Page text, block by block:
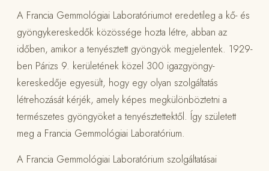
A Francia Gemmológiai Laboratóriumot eredetileg a kő- és
gyöngykereskedők közössége hozta létre, abban az
időben, amikor a tenyésztett gyöngyök megjelentek. 1929-
ben Párizs 9. kerületének közel 300 igazgyöngy-
kereskedője egyesült, hogy egy olyan szolgáltatás
létrehozását kérjék, amely képes megkülönböztetni a
természetes gyöngyöket a tenyésztettektől. Így született
meg a Francia Gemmológiai Laboratórium.
A Francia Gemmológiai Laboratórium szolgáltatásai